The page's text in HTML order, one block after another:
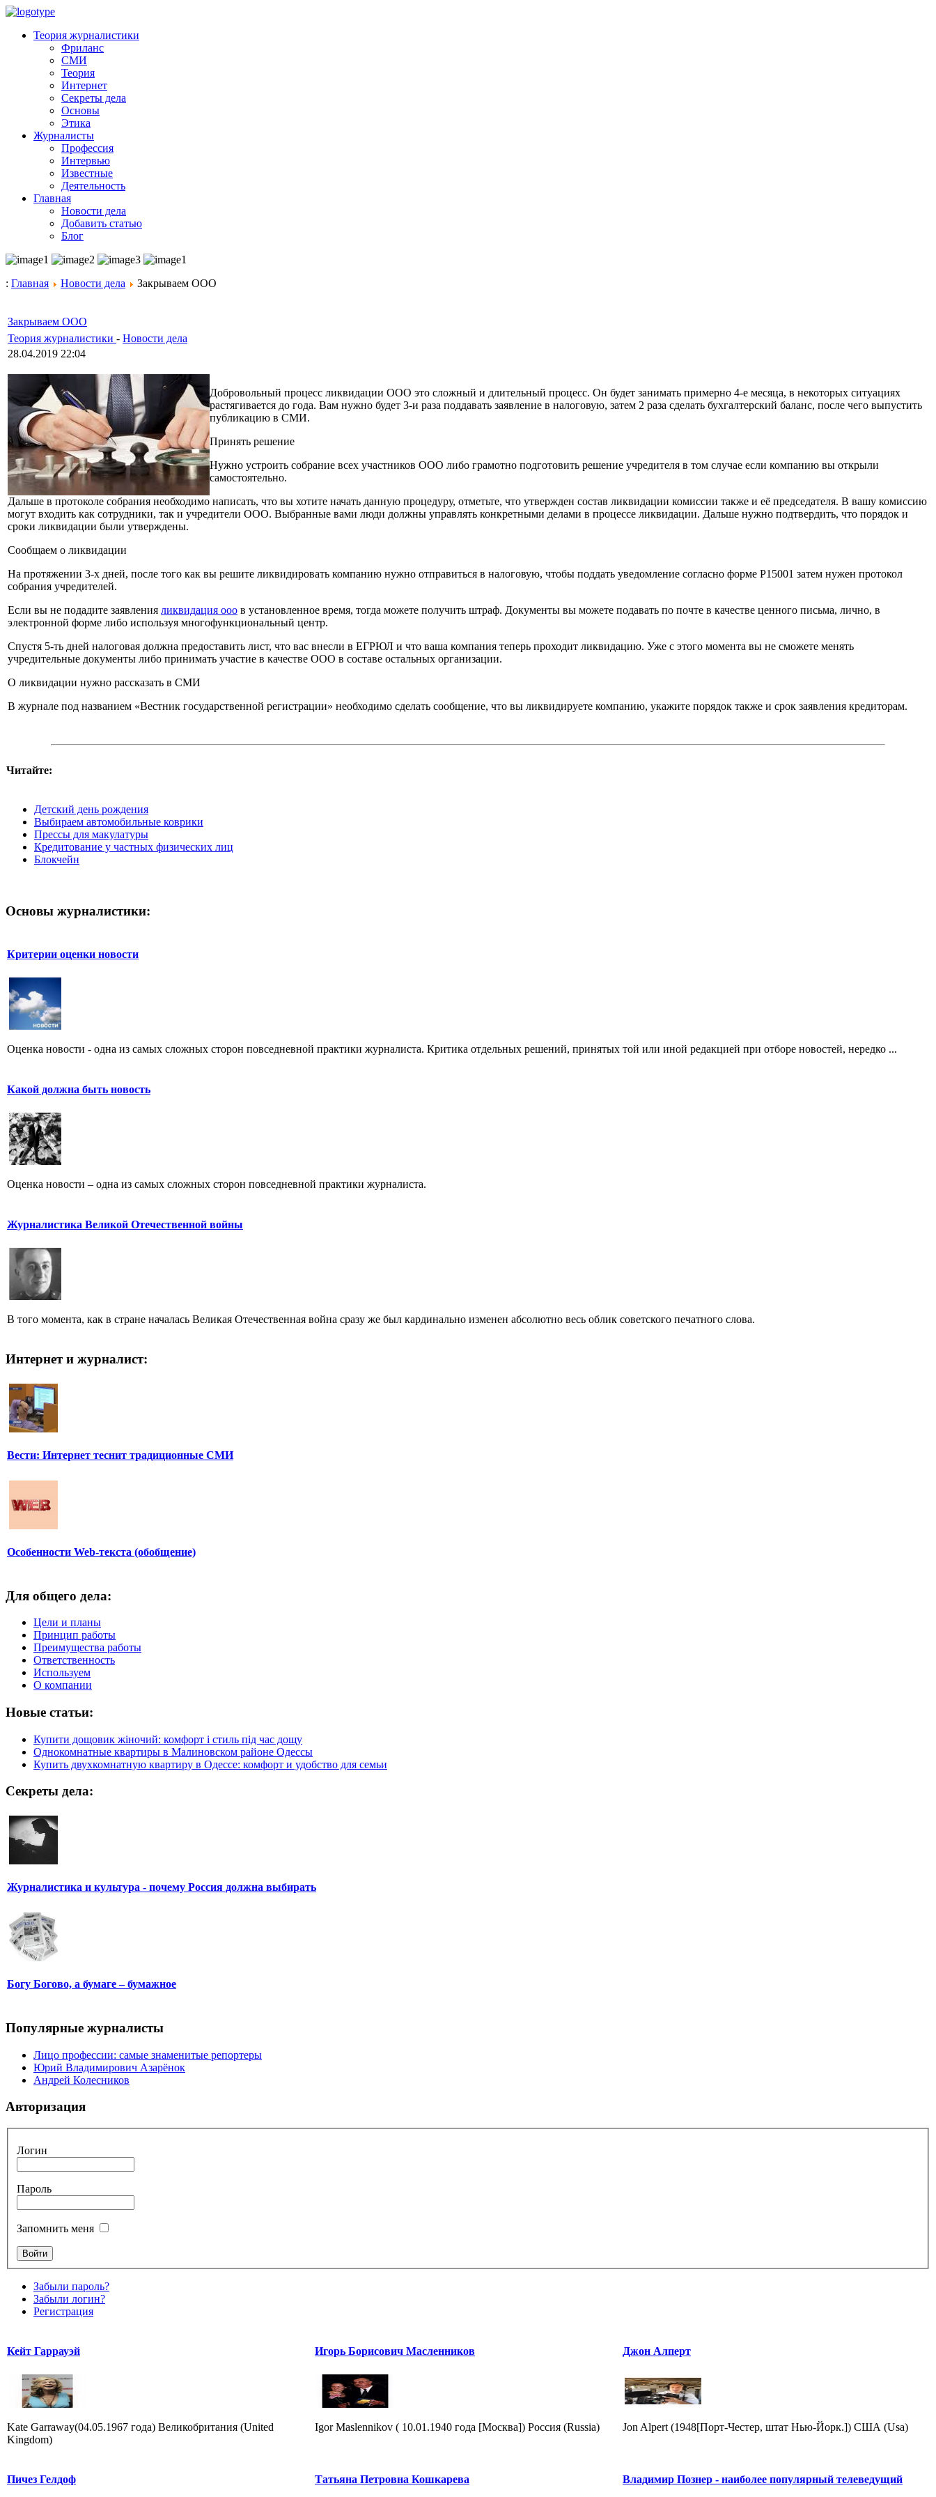
Теория журналистики
Фриланс
СМИ
Теория
Интернет
Секреты дела
Основы
Этика
Журналисты
Профессия
Интервью
Известные
Деятельность
Главная
Новости дела
Добавить статью
Блог
: Главная Новости дела Закрываем ООО
Закрываем ООО
Теория журналистики - Новости дела
28.04.2019 22:04
Добровольный процесс ликвидации ООО это сложный и длительный процесс. Он будет занимать примерно 4-е месяца, в некоторых ситуациях
растягивается до года. Вам нужно будет 3-и раза поддавать заявление в налоговую, затем 2 раза сделать бухгалтерский баланс, после чего выпустить
публикацию в СМИ.
Принять решение
Нужно устроить собрание всех участников ООО либо грамотно подготовить решение учредителя в том случае если компанию вы открыли
самостоятельно.
Дальше в протоколе собрания необходимо написать, что вы хотите начать данную процедуру, отметьте, что утвержден состав ликвидации комиссии также и её председателя. В вашу комиссию
могут входить как сотрудники, так и учредители ООО. Выбранные вами люди должны управлять конкретными делами в процессе ликвидации. Дальше нужно подтвердить, что порядок и
сроки ликвидации были утверждены.
Сообщаем о ликвидации
На протяжении 3-х дней, после того как вы решите ликвидировать компанию нужно отправиться в налоговую, чтобы поддать уведомление согласно форме Р15001 затем нужен протокол
собрания учредителей.
Если вы не подадите заявления ликвидация ооо в установленное время, тогда можете получить штраф. Документы вы можете подавать по почте в качестве ценного письма, лично, в
электронной форме либо используя многофункциональный центр.
Спустя 5-ть дней налоговая должна предоставить лист, что вас внесли в ЕГРЮЛ и что ваша компания теперь проходит ликвидацию. Уже с этого момента вы не сможете менять
учредительные документы либо принимать участие в качестве ООО в составе остальных организации.
О ликвидации нужно рассказать в СМИ
В журнале под названием «Вестник государственной регистрации» необходимо сделать сообщение, что вы ликвидируете компанию, укажите порядок также и срок заявления кредиторам.
Читайте:
Детский день рождения
Выбираем автомобильные коврики
Прессы для макулатуры
Кредитование у частных физических лиц
Блокчейн
Основы журналистики:
Критерии оценки новости
Оценка новости - одна из самых сложных сторон повседневной практики журналиста. Критика отдельных решений, принятых той или иной редакцией при отборе новостей, нередко ...
Какой должна быть новость
Оценка новости – одна из самых сложных сторон повседневной практики журналиста.
Журналистика Великой Отечественной войны
В того момента, как в стране началась Великая Отечественная война сразу же был кардинально изменен абсолютно весь облик советского печатного слова.
Интернет и журналист:
Вести: Интернет теснит традиционные СМИ
Особенности Web-текста (обобщение)
Для общего дела:
Цели и планы
Принцип работы
Преимущества работы
Ответственность
Используем
О компании
Новые статьи:
Купити дощовик жіночий: комфорт і стиль під час дощу
Однокомнатные квартиры в Малиновском районе Одессы
Купить двухкомнатную квартиру в Одессе: комфорт и удобство для семьи
Секреты дела:
Журналистика и культура - почему Россия должна выбирать
Богу Богово, а бумаге – бумажное
Популярные журналисты
Лицо профессии: самые знаменитые репортеры
Юрий Владимирович Азарёнок
Андрей Колесников
Авторизация
Логин
Пароль
Запомнить меня
Забыли пароль?
Забыли логин?
Регистрация
Кейт Гаррауэй
Kate Garraway(04.05.1967 года) Великобритания (United
Kingdom)
Игорь Борисович Масленников
Igor Maslennikov ( 10.01.1940 года [Москва]) Россия (Russia)
Джон Алперт
Jon Alpert (1948[Порт-Честер, штат Нью-Йорк.]) США (Usa)
Пичез Гелдоф Татьяна Петровна Кошкарева Владимир Познер - наиболее популярный телеведущий